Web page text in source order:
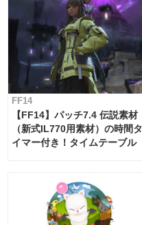
FF14
【FF14】パッチ7.4 伝説素材
（新式IL770用素材）の時間タ
イマー付き！タイムテーブル